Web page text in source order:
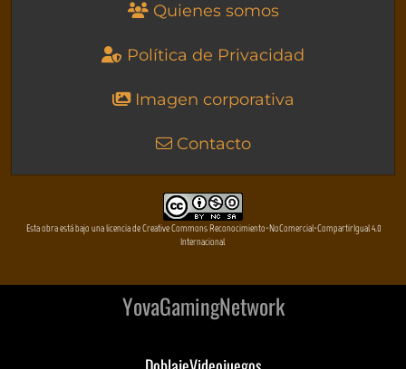
Quienes somos
Política de Privacidad
Imagen corporativa
Contacto
Esta obra está bajo una licencia de Creative Commons Reconocimiento-NoComercial-CompartirIgual 4.0
Internacional
YovaGamingNetwork